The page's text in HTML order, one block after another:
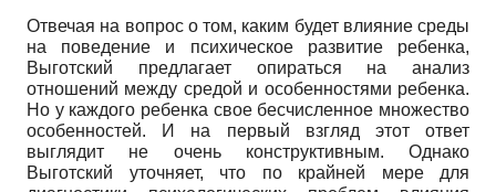
Отвечая на вопрос о том, каким будет влияние среды
на поведение и психическое развитие ребенка,
Выготский предлагает опираться на анализ
отношений между средой и особенностями ребенка.
Но у каждого ребенка свое бесчисленное множество
особенностей. И на первый взгляд этот ответ
выглядит не очень конструктивным. Однако
Выготский уточняет, что по крайней мере для